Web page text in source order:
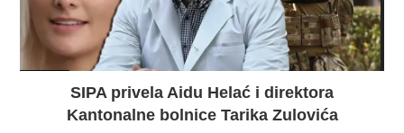
SIPA privela Aidu Helać i direktora
Kantonalne bolnice Tarika Zulovića